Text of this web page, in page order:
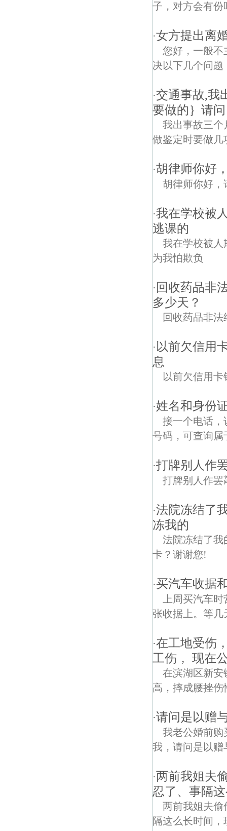
子，对方会有份
·女方提出离
您好，一般不
决以下几个问题
·交通事故,我
要做的｝请问
我出事故三个
做鉴定时要做几
·胡律师你好
胡律师你好，
·我在学校被
逃课的
我在学校被人
为我怕欺负
· 回收药品非
多少天？
回收药品非
· 以前欠信用
息
以前欠信用
·姓名和身份
接一个电话，
号码，可查询属
·打牌别人作
打牌别人作罢
·法院冻结了
冻我的
法院冻结了我
卡？谢谢您!
·买汽车收据
上周买汽车
张收据上。等几
·在工地受伤
工伤， 现在
在滨湖区新安
高，摔成腰挫
·请问是以赠
我老公婚前购
我，请问是以赠
·两前我姐夫
忍了、事隔
两前我姐夫偷
隔这么长时间，